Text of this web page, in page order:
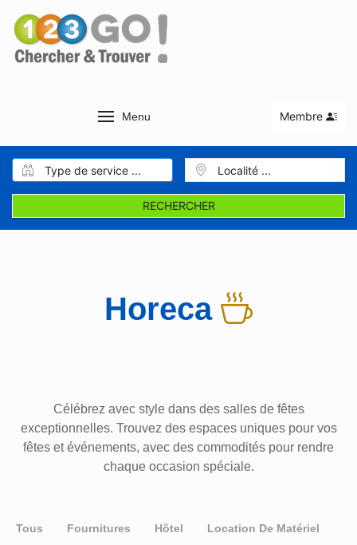
Menu Membre
RECHERCHER
Horeca
Célébrez avec style dans des salles de fêtes
exceptionnelles. Trouvez des espaces uniques pour vos
fêtes et événements, avec des commodités pour rendre
chaque occasion spéciale.
Tous Fournitures Hôtel Location De Matériel